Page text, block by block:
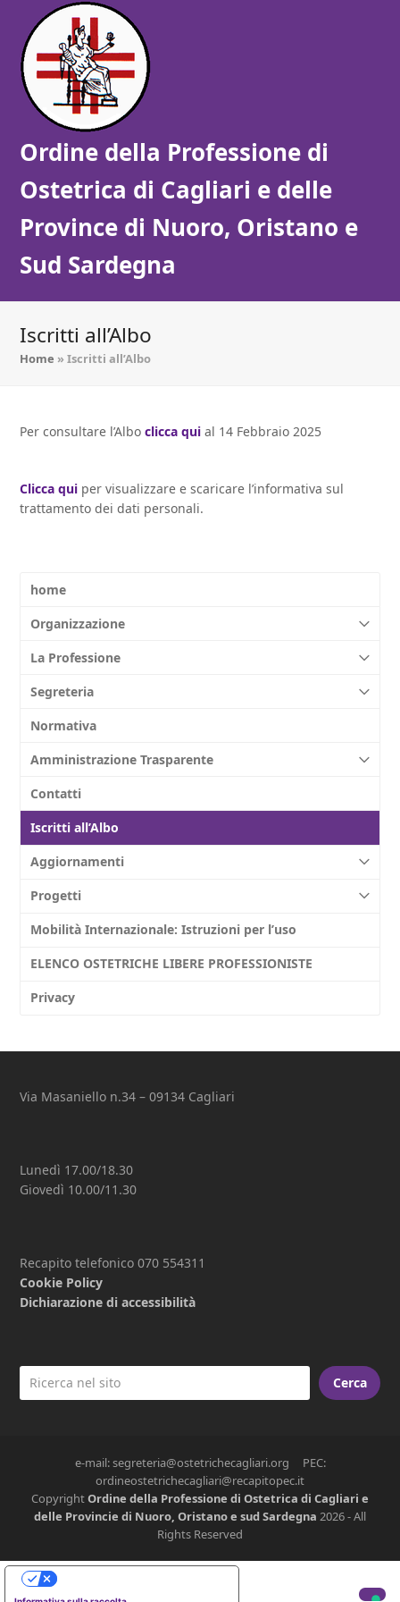
Ordine della Professione di
Ostetrica di Cagliari e delle
Province di Nuoro, Oristano e
Sud Sardegna
Iscritti all’Albo
Home »Iscritti all’Albo
Per consultare l’Albo cliccaqui al 14 Febbraio 2025
Clicca qui per visualizzare e scaricare l’informativa sul
trattamento dei dati personali.
home
Organizzazione
La Professione
Segreteria
Normativa
Amministrazione Trasparente
Contatti
Iscritti all’Albo
Aggiornamenti
Progetti
Mobilità Internazionale: Istruzioni per l’uso
ELENCO OSTETRICHE LIBERE PROFESSIONISTE
Privacy
Via Masaniello n.34 – 09134 Cagliari
Lunedì 17.00/18.30
Giovedì 10.00/11.30
Recapito telefonico 070 554311
Cookie Policy
Dichiarazione di accessibilità
Cerca
e-mail: segreteria@ostetrichecagliari.org PEC:
ordineostetrichecagliari@recapitopec.it
CopyrightOrdine della Professione di Ostetrica di Cagliari e
delle Provincie di Nuoro, Oristano e sud Sardegna 2026 - All
Rights Reserved